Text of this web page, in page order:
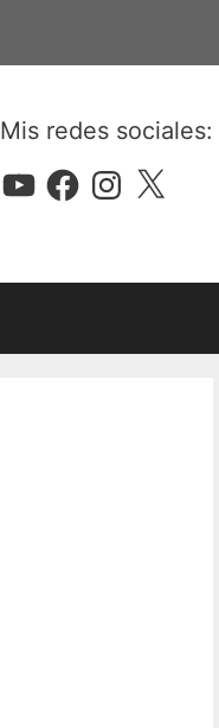
Mis redes sociales:
YouTubeFacebookInstagram
X